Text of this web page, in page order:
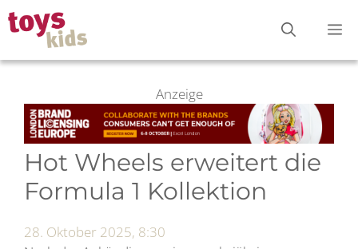
Zum
Inhalt
springen
Anzeige
Hot Wheels erweitert die
Formula 1 Kollektion
28. Oktober 2025, 8:30